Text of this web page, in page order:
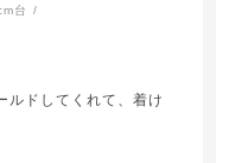
台
ルドしてくれて、着け